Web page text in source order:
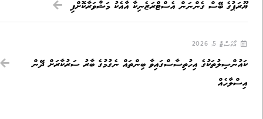
ޔޫރަޕުގެ ބޭސް ގެންނަން އެސްޓްރަޒެނިކާ އާއެކު މަޝްވަރާކޮށްފި
އޯގަސްޓް 5, 2026
ކައުންސިލުތަކުގެ އިހުތިސާސްގައިވާ ބިންތައް ނެގުމުގެ ބާރު ސަރުކާރަށް ދޭން
އިސްލާހެއް